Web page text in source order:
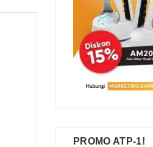
PROMO ATP-1!